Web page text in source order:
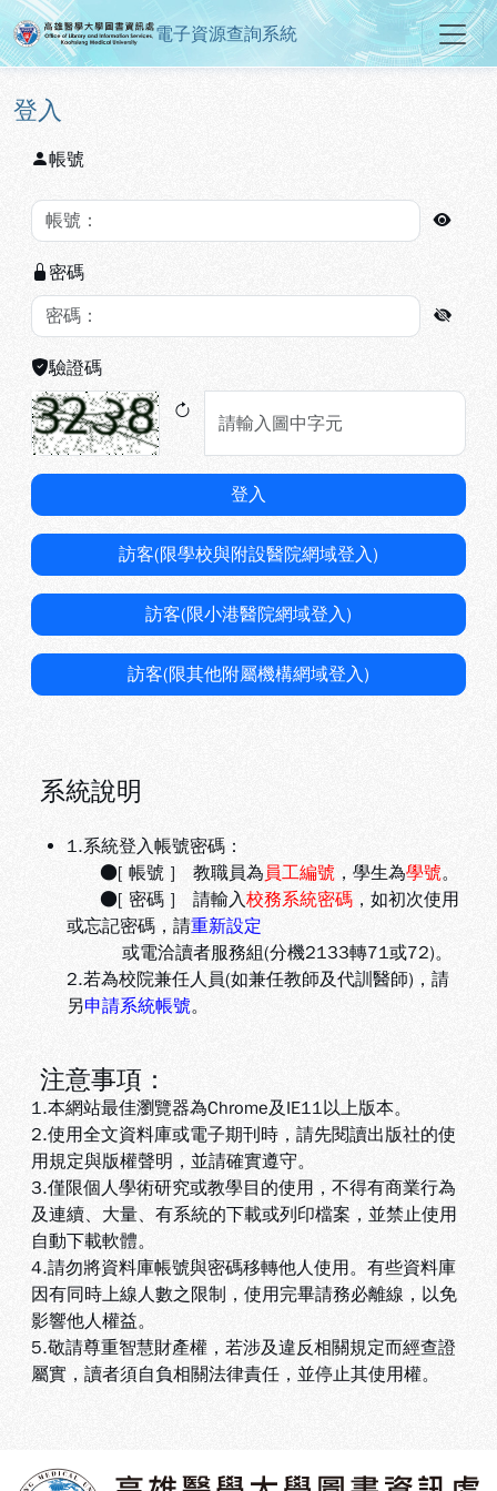
跳到主要內容
:::
高雄醫學大學圖書資訊處電子資
電子資源查詢系統
:::
登入
帳號
密碼
驗證碼
登入
訪客(限學校與附設醫院網域登入)
訪客(限小港醫院網域登入)
訪客(限其他附屬機構網域登入)
系統說明
1.系統登入帳號密碼：
●[ 帳號 ] 教職員為 員工編號 ，學生為學號。
●[ 密碼 ] 請輸入校務系統密碼 ，如初次使用
或忘記密碼，請重新設定
或電洽讀者服務組(分機2133轉71或72)。
2.若為校院兼任人員(如兼任教師及代訓醫師)，請
另申請系統帳號。
注意事項：
1.本網站最佳瀏覽器為Chrome及IE11以上版本。
2.使用全文資料庫或電子期刊時，請先閱讀出版社的使
用規定與版權聲明，並請確實遵守。
3.僅限個人學術研究或教學目的使用，不得有商業行為
及連續、大量、有系統的下載或列印檔案，並禁止使用
自動下載軟體。
4.請勿將資料庫帳號與密碼移轉他人使用。有些資料庫
因有同時上線人數之限制，使用完畢請務必離線，以免
影響他人權益。
5.敬請尊重智慧財產權，若涉及違反相關規定而經查證
屬實，讀者須自負相關法律責任，並停止其使用權。